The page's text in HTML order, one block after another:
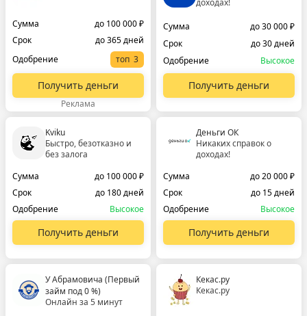
Сумма
до 100 000 ₽
Срок
до 365 дней
Одобрение
топ
Получить деньги
Реклама
доходах!
Сумма
до 30 000 ₽
Срок
до 30 дней
Одобрение
Высокое
Получить деньги
Kviku
Быстро, безотказно и
без залога
Сумма
до 100 000 ₽
Срок
до 180 дней
Одобрение
Высокое
Получить деньги
Деньги ОК
Никаких справок о
доходах!
Сумма
до 20 000 ₽
Срок
до 15 дней
Одобрение
Высокое
Получить деньги
У Абрамовича (Первый
займ под 0 %)
Онлайн за 5 минут
Кекас.ру
Кекас.ру